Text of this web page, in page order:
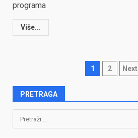
programa
Više...
Posts
1 2 Next
PRETRAGA
Pretraga: